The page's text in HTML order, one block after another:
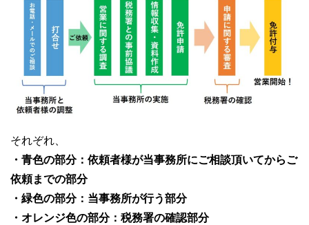
それぞれ、
・青色の部分：依頼者様が当事務所にご相談頂いてからご
依頼までの部分
・緑色の部分：当事務所が行う部分
・オレンジ色の部分：税務署の確認部分